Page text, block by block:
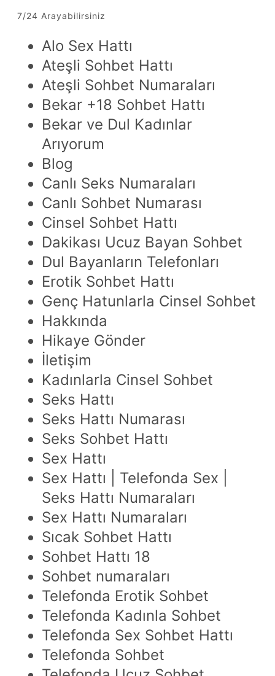
7/24 Arayabilirsiniz
Alo Sex Hattı
Ateşli Sohbet Hattı
Ateşli Sohbet Numaraları
Bekar +18 Sohbet Hattı
Bekar ve Dul Kadınlar
Arıyorum
Blog
Canlı Seks Numaraları
Canlı Sohbet Numarası
Cinsel Sohbet Hattı
Dakikası Ucuz Bayan Sohbet
Dul Bayanların Telefonları
Erotik Sohbet Hattı
Genç Hatunlarla Cinsel Sohbet
Hakkında
Hikaye Gönder
İletişim
Kadınlarla Cinsel Sohbet
Seks Hattı
Seks Hattı Numarası
Seks Sohbet Hattı
Sex Hattı
Sex Hattı | Telefonda Sex |
Seks Hattı Numaraları
Sex Hattı Numaraları
Sıcak Sohbet Hattı
Sohbet Hattı 18
Sohbet numaraları
Telefonda Erotik Sohbet
Telefonda Kadınla Sohbet
Telefonda Sex Sohbet Hattı
Telefonda Sohbet